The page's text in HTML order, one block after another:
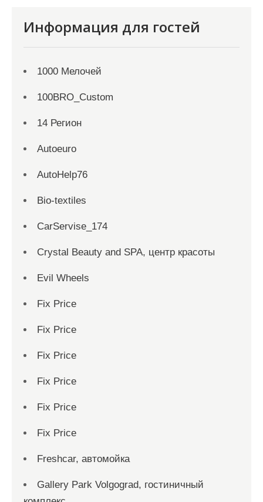
Информация для гостей
1000 Мелочей
100BRO_Custom
14 Регион
Autoeuro
AutoHelp76
Bio-textiles
CarServise_174
Crystal Beauty and SPA, центр красоты
Evil Wheels
Fix Price
Fix Price
Fix Price
Fix Price
Fix Price
Fix Price
Freshcar, автомойка
Gallery Park Volgograd, гостиничный